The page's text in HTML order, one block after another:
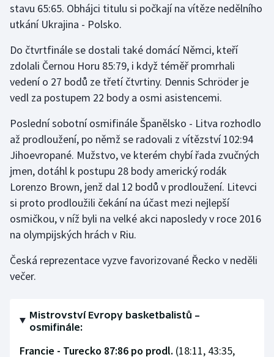
Short track
Stolní tenis
Triatlon
Veslování
Vodní slalom
Volejbal
Ostatní
stavu 65:65. Obhájci titulu si počkají na vítěze nedělního
utkání Ukrajina - Polsko.
Do čtvrtfinále se dostali také domácí Němci, kteří
zdolali Černou Horu 85:79, i když téměř promrhali
vedení o 27 bodů ze třetí čtvrtiny. Dennis Schröder je
vedl za postupem 22 body a osmi asistencemi.
Poslední sobotní osmifinále Španělsko - Litva rozhodlo
až prodloužení, po němž se radovali z vítězství 102:94
Jihoevropané. Mužstvo, ve kterém chybí řada zvučných
jmen, dotáhl k postupu 28 body americký rodák
Lorenzo Brown, jenž dal 12 bodů v prodloužení. Litevci
si proto prodloužili čekání na účast mezi nejlepší
osmičkou, v níž byli na velké akci naposledy v roce 2016
na olympijských hrách v Riu.
Česká reprezentace vyzve favorizované Řecko v neděli
večer.
Mistrovství Evropy basketbalistů –
osmifinále:
Francie - Turecko 87:86 po prodl. (18:11, 43:35,